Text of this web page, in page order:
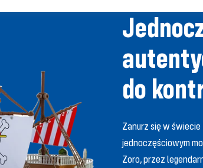
do
Zanurz się w
jednoczęściowym
Zoro, przez